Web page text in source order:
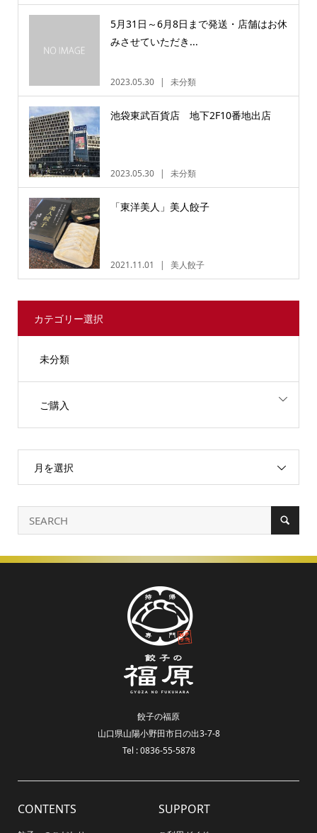
5月31日～6月8日まで発送・店舗はお休
みさせていただき...
2023.05.30 未分類
池袋東武百貨店 地下2F10番地出店
2023.05.30 未分類
「東洋美人」美人餃子
2021.11.01 美人餃子
カテゴリー選択
未分類
ご購入
月を選択
餃子の福原
山口県山陽小野田市日の出3-7-8
Tel : 0836-55-5878
CONTENTS SUPPORT